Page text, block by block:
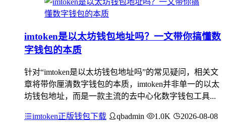
imtoken是以太坊钱包地址吗？一文带你搞懂数
字钱包的本质
针对“imtoken是以太坊钱包地址吗”的常见疑问，相关文
章将带你厘清数字钱包的本质，imtoken并非单一的以太
坊钱包地址，而是一款主流的去中心化数字钱包工具...
imtoken正版钱包下载 qbadmin 1.0K 2026-08-08